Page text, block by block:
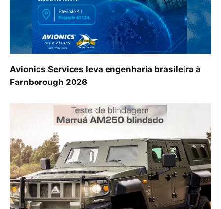
Avionics Services leva engenharia brasileira à
Farnborough 2026